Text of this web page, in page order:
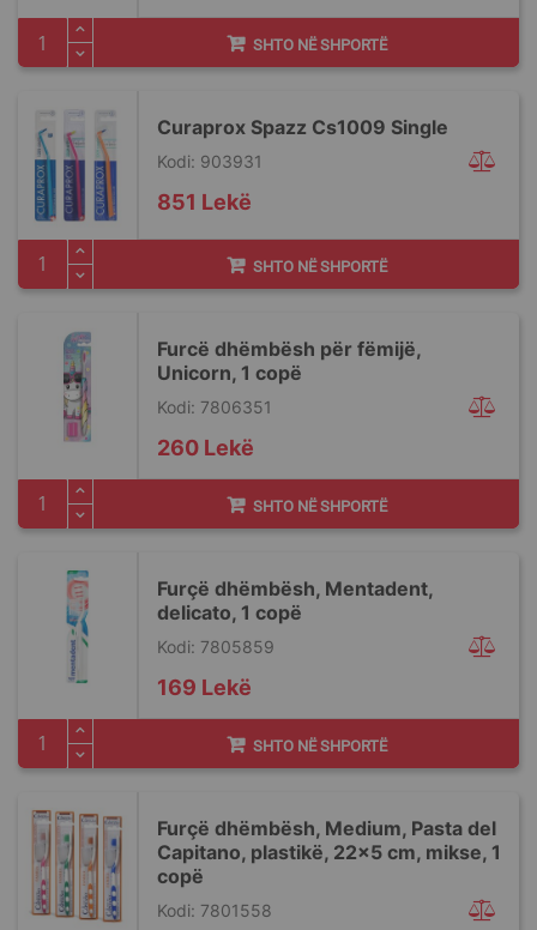
SHTO NË SHPORTË
Curaprox Spazz Cs1009 Single
Kodi: 903931
851 Lekë
SHTO NË SHPORTË
Furcë dhëmbësh për fëmijë,
Unicorn, 1 copë
Kodi: 7806351
260 Lekë
SHTO NË SHPORTË
Furçë dhëmbësh, Mentadent,
delicato, 1 copë
Kodi: 7805859
169 Lekë
SHTO NË SHPORTË
Furçë dhëmbësh, Medium, Pasta del
Capitano, plastikë, 22x5 cm, mikse, 1
copë
Kodi: 7801558